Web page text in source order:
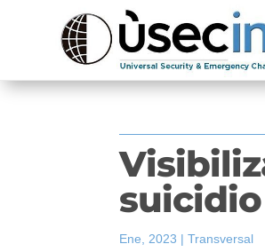
suicidio
Ene, 2023 |Transversal